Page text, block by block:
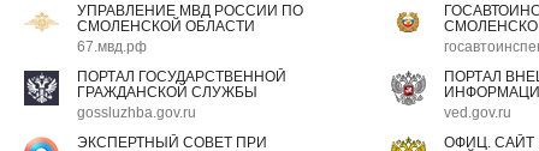
УПРАВЛЕНИЕ МВД РОССИИ ПО
СМОЛЕНСКОЙ ОБЛАСТИ
67.мвд.рф
ПОРТАЛ ГОСУДАРСТВЕННОЙ
ГРАЖДАНСКОЙ СЛУЖБЫ
gossluzhba.gov.ru
ПОРТАЛ
ved.gov.ru
ЭКСПЕРТНЫЙ СОВЕТ ПРИ
ОФИЦ.